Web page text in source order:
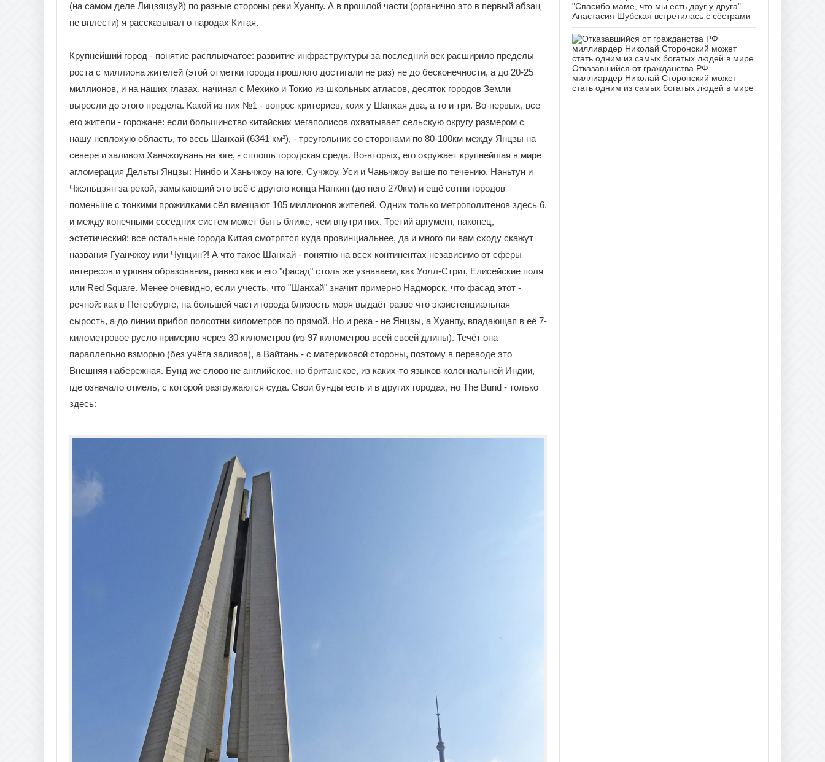
(на самом деле Лицзяцзуй) по разные стороны реки Хуанпу. А в прошлой части (органично это в первый абзац
не вплести) я рассказывал о народах Китая.
Крупнейший город - понятие расплывчатое: развитие инфраструктуры за последний век расширило пределы
роста с миллиона жителей (этой отметки города прошлого достигали не раз) не до бесконечности, а до 20-25
миллионов, и на наших глазах, начиная с Мехико и Токио из школьных атласов, десяток городов Земли
выросли до этого предела. Какой из них №1 - вопрос критериев, коих у Шанхая два, а то и три. Во-первых, все
его жители - горожане: если большинство китайских мегаполисов охватывает сельскую округу размером с
нашу неплохую область, то весь Шанхай (6341 км²), - треугольник со сторонами по 80-100км между Янцзы на
севере и заливом Ханчжоувань на юге, - сплошь городская среда. Во-вторых, его окружает крупнейшая в мире
агломерация Дельты Янцзы: Нинбо и Ханьчжоу на юге, Сучжоу, Уси и Чаньчжоу выше по течению, Наньтун и
Чжэньцзян за рекой, замыкающий это всё с другого конца Нанкин (до него 270км) и ещё сотни городов
поменьше с тонкими прожилками сёл вмещают 105 миллионов жителей. Одних только метрополитенов здесь 6,
и между конечными соседних систем может быть ближе, чем внутри них. Третий аргумент, наконец,
эстетический: все остальные города Китая смотрятся куда провинциальнее, да и много ли вам сходу скажут
названия Гуанчжоу или Чунцин?! А что такое Шанхай - понятно на всех континентах независимо от сферы
интересов и уровня образования, равно как и его "фасад" столь же узнаваем, как Уолл-Стрит, Елисейские поля
или Red Square. Менее очевидно, если учесть, что "Шанхай" значит примерно Надморск, что фасад этот -
речной: как в Петербурге, на большей части города близость моря выдаёт разве что экзистенциальная
сырость, а до линии прибоя полсотни километров по прямой. Но и река - не Янцзы, а Хуанпу, впадающая в её 7-
километровое русло примерно через 30 километров (из 97 километров всей своей длины). Течёт она
параллельно взморью (без учёта заливов), а Вайтань - с материковой стороны, поэтому в переводе это
Внешняя набережная. Бунд же слово не английское, но британское, из каких-то языков колониальной Индии,
где означало отмель, с которой разгружаются суда. Свои бунды есть и в других городах, но The Bund - только
здесь:
"Спасибо маме, что мы есть друг у друга".
Анастасия Шубская встретилась с сёстрами
Отказавшийся от гражданства РФ
миллиардер Николай Сторонский может
стать одним из самых богатых людей в мире